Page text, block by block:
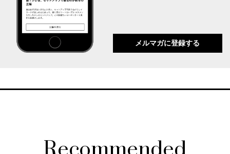
メルマガに登録する